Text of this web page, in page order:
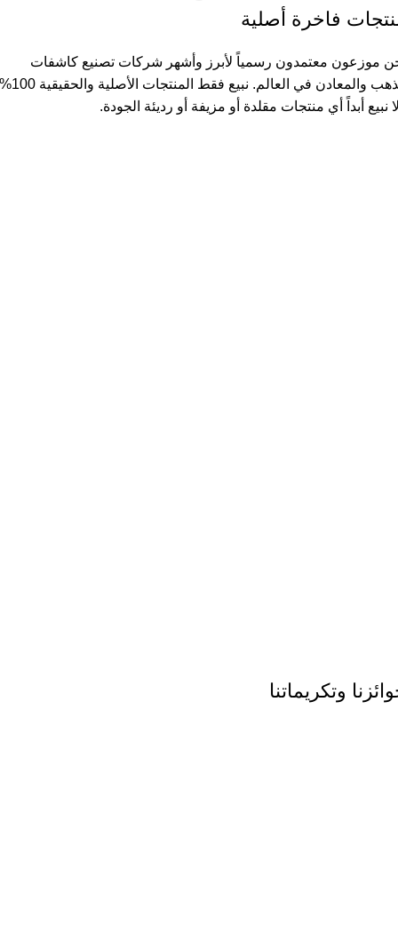
فاخرة أصلية
موزعون معتمدون رسمياً لأبرز وأشهر شركات تصنيع كاشفات
الذهب والمعادن في العالم. نبيع فقط
نبيع أبداً أي منتجات مقلدة أو مزيفة أو رديئة الجودة.
وتكريماتنا